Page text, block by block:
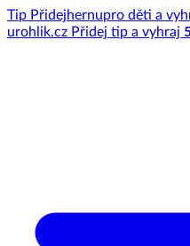
Tip Přidejhernupro děti a
urohlik.cz Přidej tip a vyhraj